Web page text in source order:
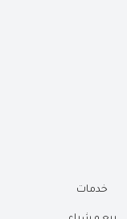
خدمات